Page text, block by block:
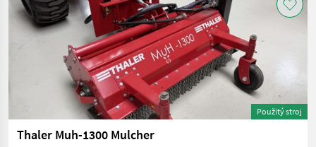
Použitý stroj
Thaler Muh-1300 Mulcher